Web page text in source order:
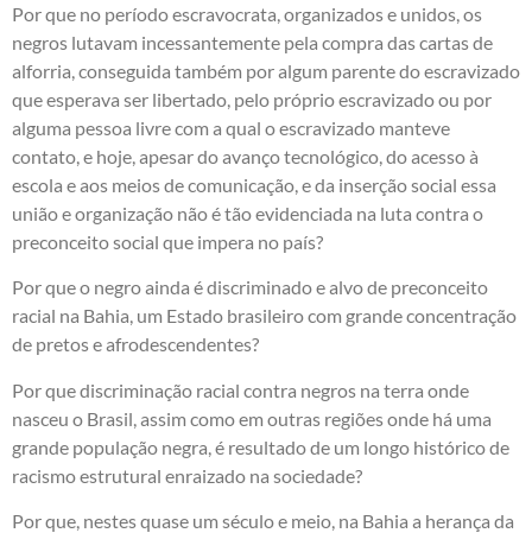
Por que no período escravocrata, organizados e unidos, os
negros lutavam incessantemente pela compra das cartas de
alforria, conseguida também por algum parente do escravizado
que esperava ser libertado, pelo próprio escravizado ou por
alguma pessoa livre com a qual o escravizado manteve
contato, e hoje, apesar do avanço tecnológico, do acesso à
escola e aos meios de comunicação, e da inserção social essa
união e organização não é tão evidenciada na luta contra o
preconceito social que impera no país?
Por que o negro ainda é discriminado e alvo de preconceito
racial na Bahia, um Estado brasileiro com grande concentração
de pretos e afrodescendentes?
Por que discriminação racial contra negros na terra onde
nasceu o Brasil, assim como em outras regiões onde há uma
grande população negra, é resultado de um longo histórico de
racismo estrutural enraizado na sociedade?
Por que, nestes quase um século e meio, na Bahia a herança da